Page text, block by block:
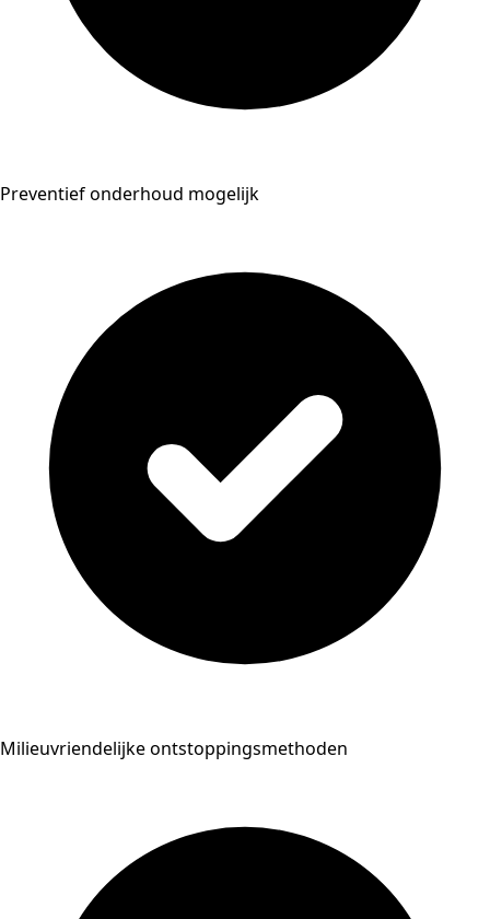
Preventief onderhoud mogelijk
Milieuvriendelijke ontstoppingsmethoden